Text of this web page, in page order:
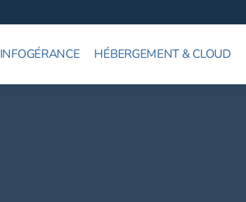
INFOGÉRANCE HÉBERGEMENT & CLOUD